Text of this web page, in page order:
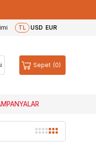
TL USD EUR
Sepet 0